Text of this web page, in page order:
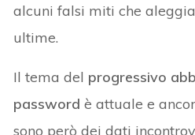
alcuni falsi miti che
ultime.
Il tema del progressivo
password è attuale e
sono però dei dati